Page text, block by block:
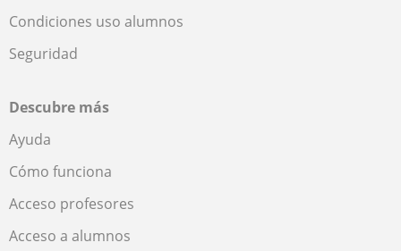
Condiciones uso alumnos
Seguridad
Descubre más
Ayuda
Cómo funciona
Acceso profesores
Acceso a alumnos